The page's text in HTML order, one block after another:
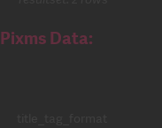
Pixms Data: